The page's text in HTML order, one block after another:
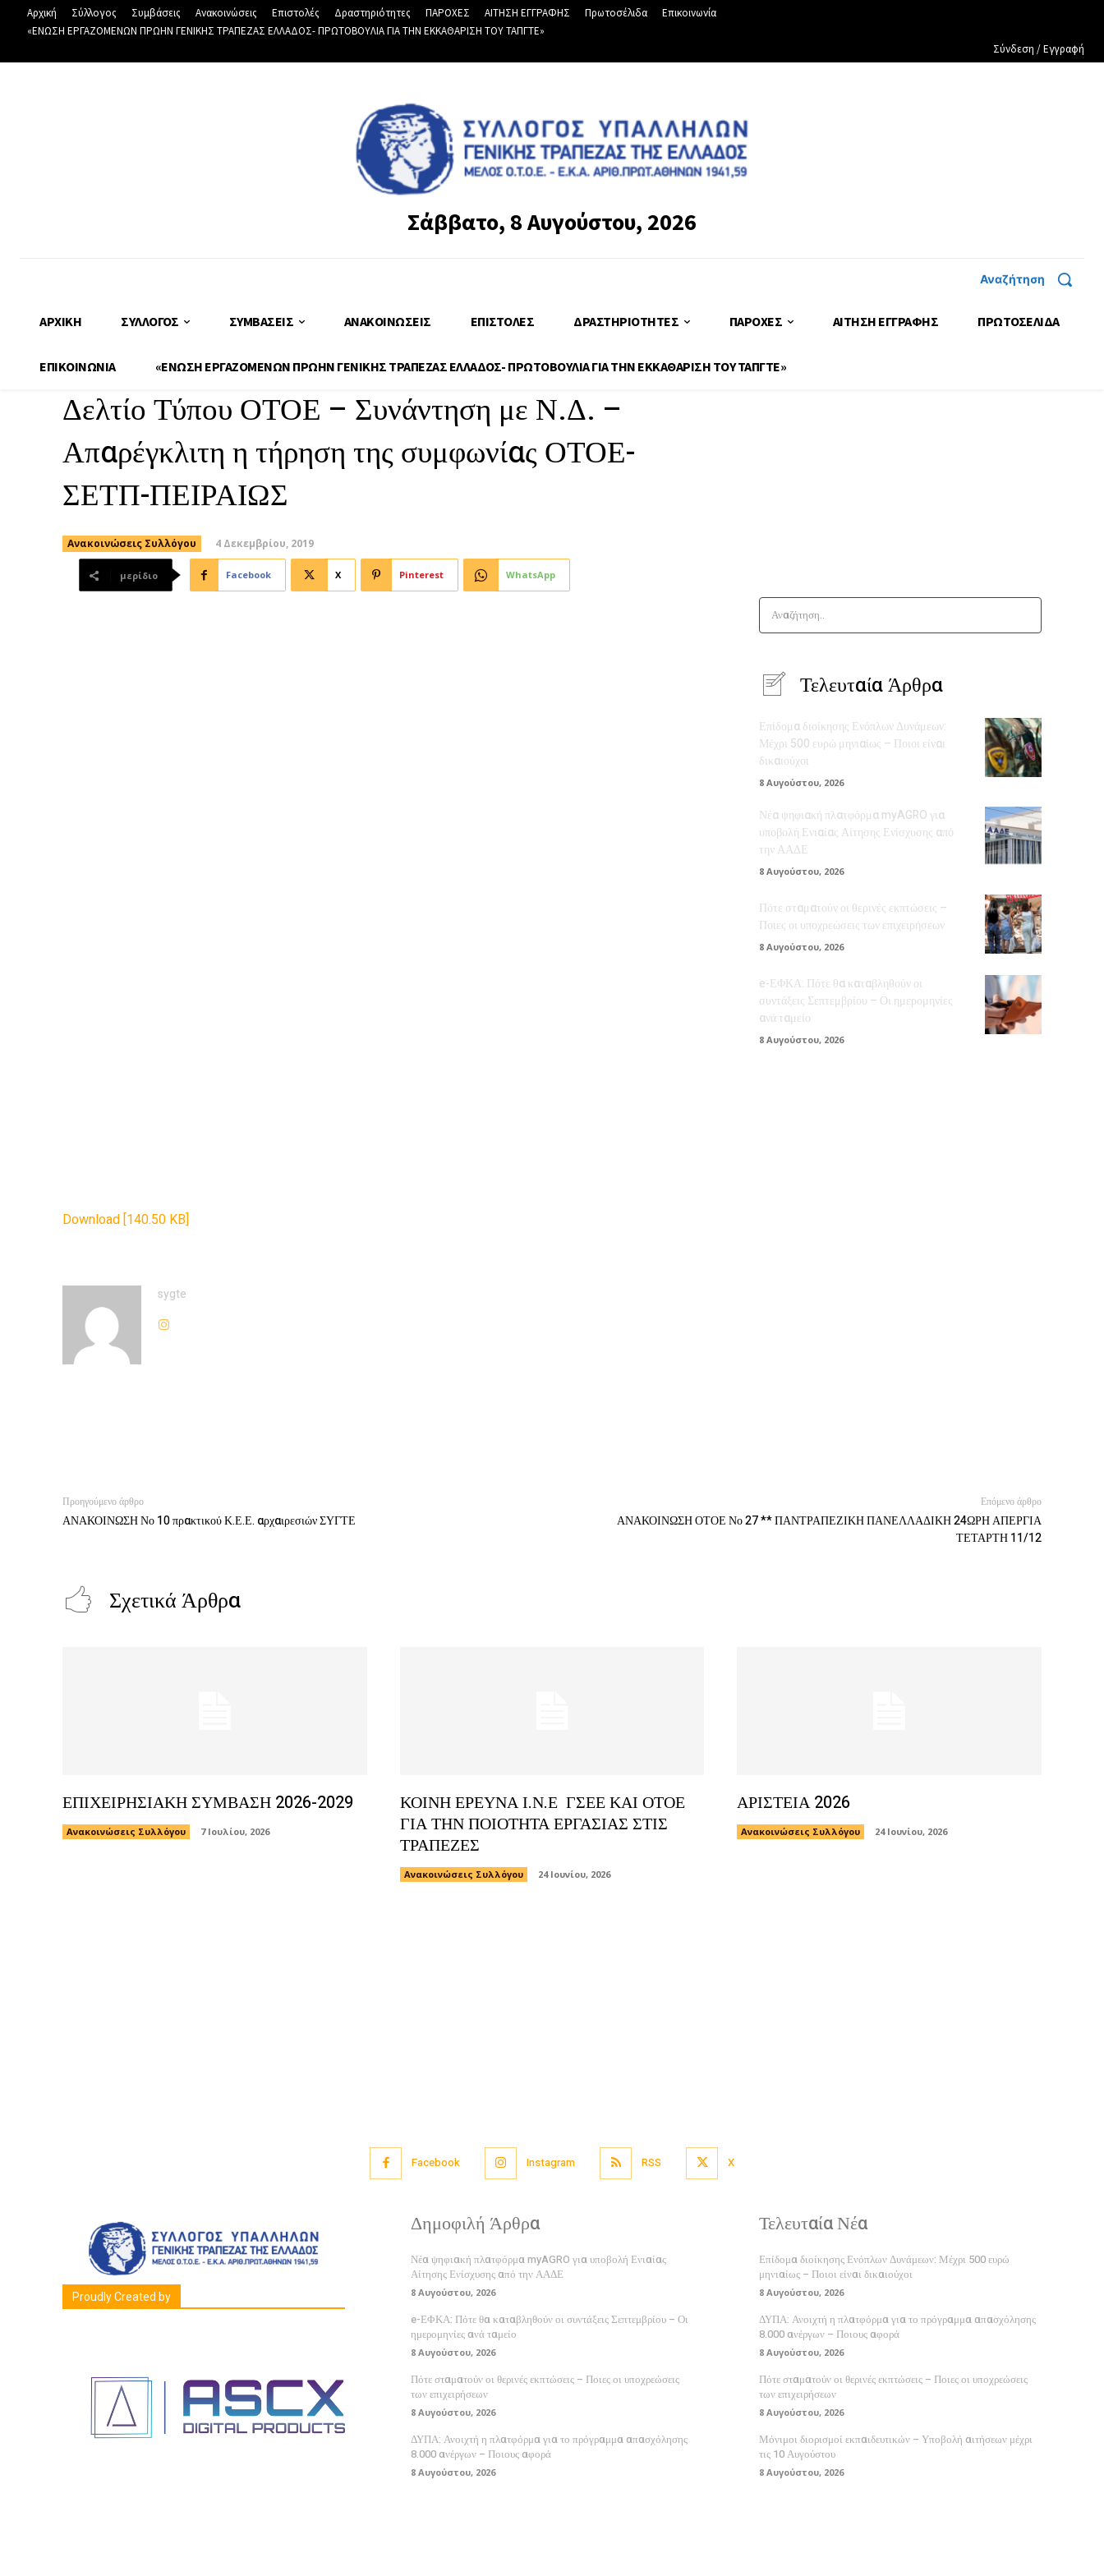
Αρχική Σύλλογος Συμβάσεις Ανακοινώσεις Επιστολές Δραστηριότητες ΠΑΡΟΧΕΣ ΑΙΤΗΣΗ ΕΓΓΡΑΦΗΣ Πρωτοσέλιδα
Επικοινωνία
«ΕΝΩΣΗ ΕΡΓΑΖΟΜΕΝΩΝ ΠΡΩΗΝ ΓΕΝΙΚΗΣ ΤΡΑΠΕΖΑΣ ΕΛΛΑΔΟΣ- ΠΡΩΤΟΒΟΥΛΙΑ ΓΙΑ ΤΗΝ ΕΚΚΑΘΑΡΙΣΗ ΤΟΥ ΤΑΠΓΤΕ»
Σύνδεση / Εγγραφή
Σάββατο, 8 Αυγούστου, 2026
Αναζήτηση
ΑΡΧΙΚΉ ΣΎΛΛΟΓΟΣ ΣΥΜΒΆΣΕΙΣ ΑΝΑΚΟΙΝΏΣΕΙΣ ΕΠΙΣΤΟΛΈΣ ΔΡΑΣΤΗΡΙΌΤΗΤΕΣ ΠΑΡΟΧΕΣ ΑΙΤΗΣΗ ΕΓΓΡΑΦΗΣ ΠΡΩΤΟΣΈΛΙΔΑ
ΕΠΙΚΟΙΝΩΝΊΑ «ΕΝΩΣΗ ΕΡΓΑΖΟΜΕΝΩΝ ΠΡΩΗΝ ΓΕΝΙΚΗΣ ΤΡΑΠΕΖΑΣ ΕΛΛΑΔΟΣ- ΠΡΩΤΟΒΟΥΛΙΑ ΓΙΑ ΤΗΝ ΕΚΚΑΘΑΡΙΣΗ ΤΟΥ ΤΑΠΓΤΕ»
Δελτίο Τύπου ΟΤΟΕ – Συνάντηση με Ν.Δ. –
Απαρέγκλιτη η τήρηση της συμφωνίας ΟΤΟΕ-
ΣΕΤΠ-ΠΕΙΡΑΙΩΣ
Ανακοινώσεις Συλλόγου 4 Δεκεμβρίου, 2019
μερίδιο Facebook X Pinterest WhatsApp
Download [140.50 KB]
sygte
Αναζήτηση..
Τελευταία Άρθρα
Επίδομα διοίκησης Ενόπλων Δυνάμεων:
Μέχρι 500 ευρώ μηνιαίως – Ποιοι είναι
δικαιούχοι
8 Αυγούστου, 2026
Νέα ψηφιακή πλατφόρμα myAGRO για
υποβολή Ενιαίας Αίτησης Ενίσχυσης από
την ΑΑΔΕ
8 Αυγούστου, 2026
Πότε σταματούν οι θερινές εκπτώσεις –
Ποιες οι υποχρεώσεις των επιχειρήσεων
8 Αυγούστου, 2026
e-ΕΦΚΑ: Πότε θα καταβληθούν οι
συντάξεις Σεπτεμβρίου – Οι ημερομηνίες
ανά ταμείο
8 Αυγούστου, 2026
Προηγούμενο άρθρο
ΑΝΑΚΟΙΝΩΣΗ Νο 10 πρακτικού Κ.Ε.Ε. αρχαιρεσιών ΣΥΓΤΕ
Επόμενο άρθρο
ΑΝΑΚΟΙΝΩΣΗ ΟΤΟΕ Νο 27 ** ΠΑΝΤΡΑΠΕΖΙΚΗ ΠΑΝΕΛΛΑΔΙΚΗ 24ΩΡΗ ΑΠΕΡΓΙΑ
ΤΕΤΑΡΤΗ 11/12
Σχετικά Άρθρα
ΕΠΙΧΕΙΡΗΣΙΑΚΗ ΣΥΜΒΑΣΗ 2026-2029
Ανακοινώσεις Συλλόγου 7 Ιουλίου, 2026
ΚΟΙΝΗ ΕΡΕΥΝΑ Ι.Ν.Ε ΓΣΕΕ ΚΑΙ ΟΤΟΕ
ΓΙΑ ΤΗΝ ΠΟΙΟΤΗΤΑ ΕΡΓΑΣΙΑΣ ΣΤΙΣ
ΤΡΑΠΕΖΕΣ
Ανακοινώσεις Συλλόγου 24 Ιουνίου, 2026
ΑΡΙΣΤΕΙΑ 2026
Ανακοινώσεις Συλλόγου 24 Ιουνίου, 2026
Facebook Instagram RSS X
Proudly Created by
Δημοφιλή Άρθρα
Νέα ψηφιακή πλατφόρμα myAGRO για υποβολή Ενιαίας
Αίτησης Ενίσχυσης από την ΑΑΔΕ
8 Αυγούστου, 2026
e-ΕΦΚΑ: Πότε θα καταβληθούν οι συντάξεις Σεπτεμβρίου – Οι
ημερομηνίες ανά ταμείο
8 Αυγούστου, 2026
Πότε σταματούν οι θερινές εκπτώσεις – Ποιες οι υποχρεώσεις
των επιχειρήσεων
8 Αυγούστου, 2026
ΔΥΠΑ: Ανοιχτή η πλατφόρμα για το πρόγραμμα απασχόλησης
8.000 ανέργων – Ποιους αφορά
8 Αυγούστου, 2026
Τελευταία Νέα
Επίδομα διοίκησης Ενόπλων Δυνάμεων: Μέχρι 500 ευρώ
μηνιαίως – Ποιοι είναι δικαιούχοι
8 Αυγούστου, 2026
ΔΥΠΑ: Ανοιχτή η πλατφόρμα για το πρόγραμμα απασχόλησης
8.000 ανέργων – Ποιους αφορά
8 Αυγούστου, 2026
Πότε σταματούν οι θερινές εκπτώσεις – Ποιες οι υποχρεώσεις
των επιχειρήσεων
8 Αυγούστου, 2026
Μόνιμοι διορισμοί εκπαιδευτικών – Υποβολή αιτήσεων μέχρι
τις 10 Αυγούστου
8 Αυγούστου, 2026